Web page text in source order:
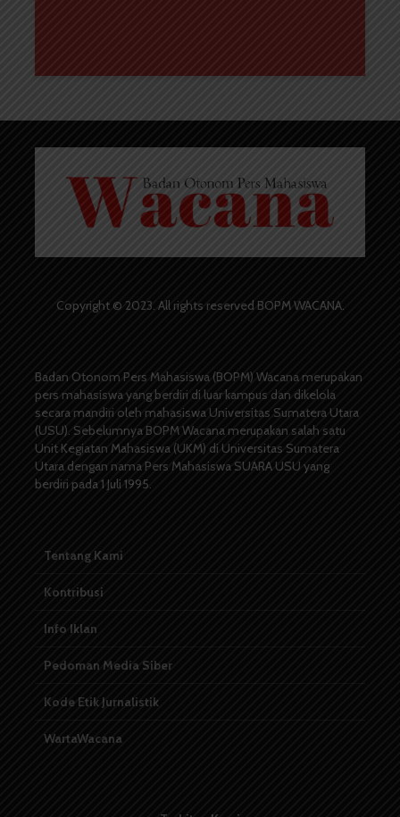
Copyright © 2023. All rights reserved BOPM WACANA.
Badan Otonom Pers Mahasiswa (BOPM) Wacana merupakan
pers mahasiswa yang berdiri di luar kampus dan dikelola
secara mandiri oleh mahasiswa Universitas Sumatera Utara
(USU). Sebelumnya BOPM Wacana merupakan salah satu
Unit Kegiatan Mahasiswa (UKM) di Universitas Sumatera
Utara dengan nama Pers Mahasiswa SUARA USU yang
berdiri pada 1 Juli 1995.
Tentang Kami
Kontribusi
Info Iklan
Pedoman Media Siber
Kode Etik Jurnalistik
WartaWacana